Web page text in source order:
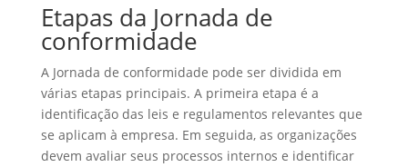
Etapas da Jornada de
conformidade
A Jornada de conformidade pode ser dividida em
várias etapas principais. A primeira etapa é a
identificação das leis e regulamentos relevantes que
se aplicam à empresa. Em seguida, as organizações
devem avaliar seus processos internos e identificar